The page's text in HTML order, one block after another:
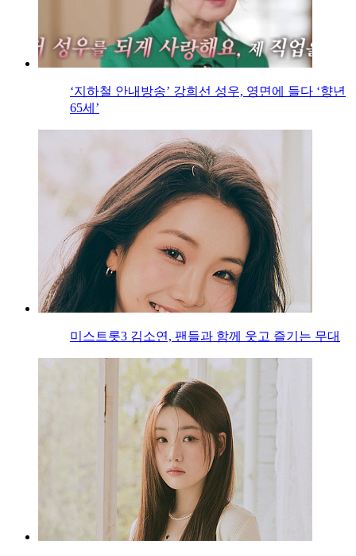
‘지하철 안내방송’ 강희선 성우, 영면에 들다 ‘향년
65세’
미스트롯3 김소연, 팬들과 함께 웃고 즐기는 무대